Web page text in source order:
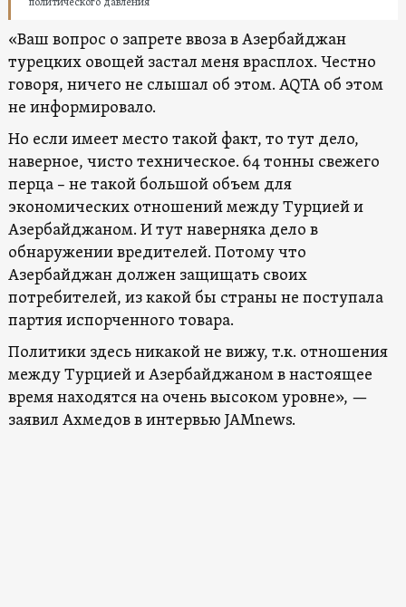
«Ваш вопрос о запрете ввоза в Азербайджан
турецких овощей застал меня врасплох. Честно
говоря, ничего не слышал об этом. AQTA об этом
не информировало.
Но если имеет место такой факт, то тут дело,
наверное, чисто техническое. 64 тонны свежего
перца – не такой большой объем для
экономических отношений между Турцией и
Азербайджаном. И тут наверняка дело в
обнаружении вредителей. Потому что
Азербайджан должен защищать своих
потребителей, из какой бы страны не поступала
партия испорченного товара.
Политики здесь никакой не вижу, т.к. отношения
между Турцией и Азербайджаном в настоящее
время находятся на очень высоком уровне», —
заявил Ахмедов в интервью JAMnews.